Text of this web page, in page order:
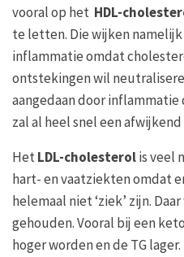
vooral op het HDL-
te letten. Die wijken
inflammatie omdat
ontstekingen wil
aangedaan door inflammatie
zal al heel snel een
HetLDL-cholesterolis veel
hart- en vaatziekten omdat
helemaal niet ‘ziek’ zijn.
gehouden. Vooral bij een
hoger worden en de TG